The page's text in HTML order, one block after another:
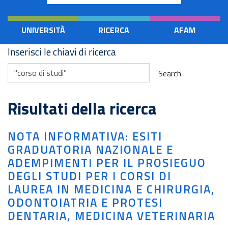
UNIVERSITÀ RICERCA AFAM
Inserisci le chiavi di ricerca
Search
Risultati della ricerca
NOTA INFORMATIVA: ESITI
GRADUATORIA NAZIONALE E
ADEMPIMENTI PER IL PROSIEGUO
DEGLI STUDI PER I CORSI DI
LAUREA IN MEDICINA E CHIRURGIA,
ODONTOIATRIA E PROTESI
DENTARIA, MEDICINA VETERINARIA